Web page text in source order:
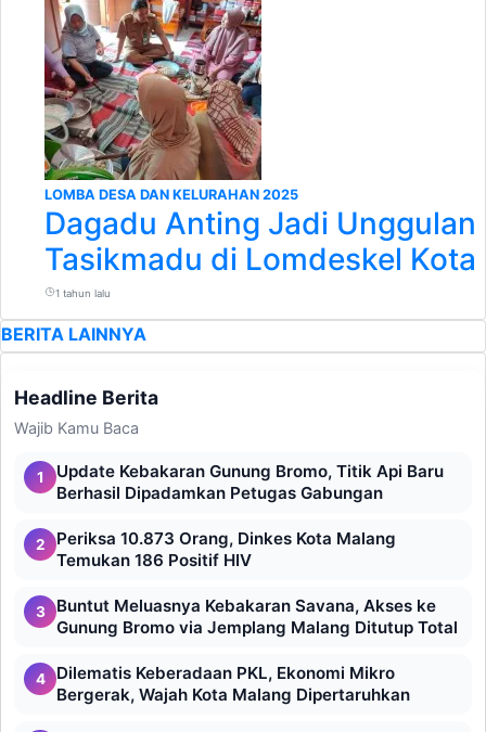
LOMBA DESA DAN KELURAHAN 2025
Dagadu Anting Jadi Unggulan
Tasikmadu di Lomdeskel
1 tahun lalu
BERITA LAINNYA
Headline Berita
Wajib Kamu Baca
1
Update Kebakaran Gunung Bromo, Titik Api Baru
Berhasil Dipadamkan Petugas Gabungan
2
Periksa 10.873 Orang, Dinkes Kota Malang
Temukan 186 Positif HIV
3
Buntut Meluasnya Kebakaran Savana, Akses ke
Gunung Bromo via Jemplang Malang Ditutup Total
4
Dilematis Keberadaan PKL, Ekonomi Mikro
Bergerak, Wajah Kota Malang Dipertaruhkan